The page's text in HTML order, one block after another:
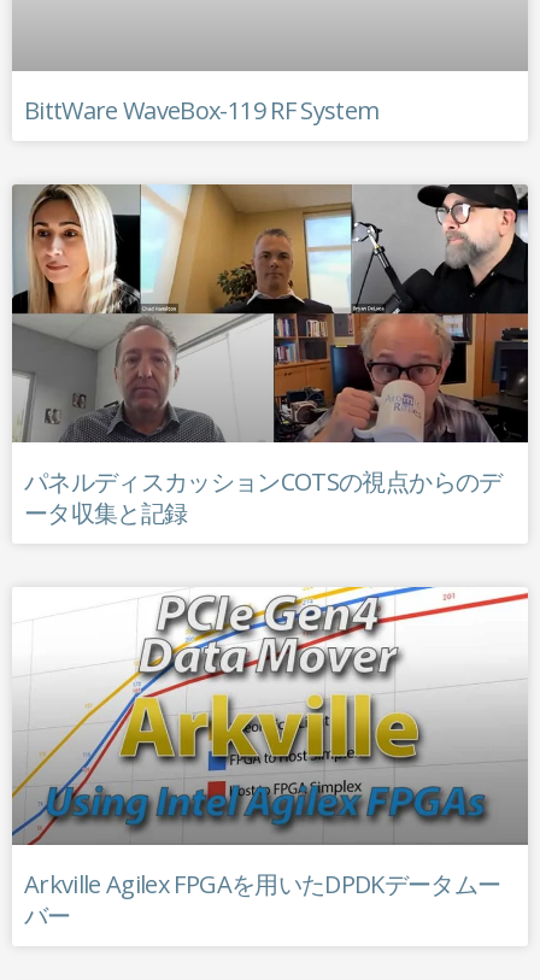
BittWare WaveBox-119 RF System
パネルディスカッションCOTSの視点からのデ
ータ収集と記録
Arkville Agilex FPGAを用いたDPDKデータムー
バー